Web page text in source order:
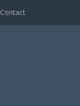
Contact